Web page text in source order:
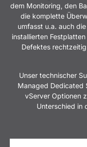
dem Monitoring, den
die komplette
umfasst u.a. auch
installierten
Defektes
Unser technischer
Managed Dedicated
vServer Optionen
Unterschied in